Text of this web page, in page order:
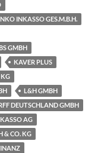
INKASSO GES.M.B.H.
GMBH
KAVER PLUS
L&H GMBH
DEUTSCHLAND GMBH
AG
& CO. KG